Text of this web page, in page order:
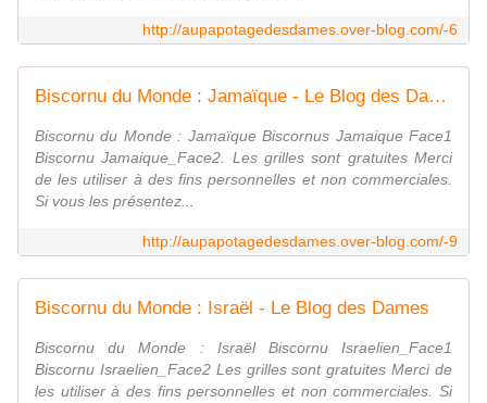
http://aupapotagedesdames.over-blog.com/-6
Biscornu du Monde : Jamaïque - Le Blog des Dames
Biscornu du Monde : Jamaïque Biscornus Jamaique Face1
Biscornu Jamaique_Face2. Les grilles sont gratuites Merci
de les utiliser à des fins personnelles et non commerciales.
Si vous les présentez...
http://aupapotagedesdames.over-blog.com/-9
Biscornu du Monde : Israël - Le Blog des Dames
Biscornu du Monde : Israël Biscornu Israelien_Face1
Biscornu Israelien_Face2 Les grilles sont gratuites Merci de
les utiliser à des fins personnelles et non commerciales. Si